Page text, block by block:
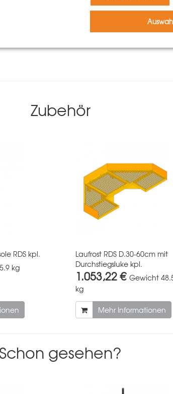
zu können.
Zubehör
RDS kpl.
5.9 kg
Laufrost RDS D.30-60cm mit
Durchstiegsluke kpl.
1.053,22 € Gewicht
kg
Mehr Informationen
gesehen?